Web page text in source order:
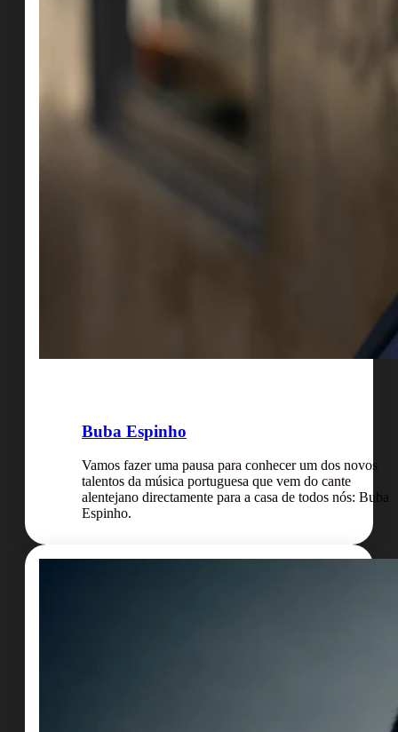
Buba Espinho
Vamos fazer uma pausa para conhecer um dos novos
talentos da música portuguesa que vem do cante
alentejano directamente para a casa de todos nós: Buba
Espinho.